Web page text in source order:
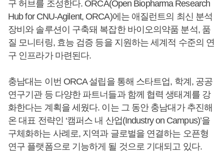
구 허브를 조성한다. ORCA(Open Biopharma Research
Hub for CNU-Agilent, ORCA)에는 애질런트의 최신 분석
장비와 솔루션이 구축돼 복잡한 바이오의약품 분석, 품
질 모니터링, 효능 검증 등을 지원하는 세계적 수준의 연
구 인프라가 마련된다.
충남대는 이번 ORCA 설립을 통해 스타트업, 학계, 공공
연구기관 등 다양한 파트너들과 함께 협력 생태계를 강
화한다는 계획을 세웠다. 이는 그 동안 충남대가 추진해
온 대표 전략인 ‘캠퍼스 내 산업(Industry on Campus)’을
구체화하는 사례로, 지역과 글로벌을 연결하는 오픈형
연구 플랫폼으로 기능하게 될 것으로 기대되고 있다.